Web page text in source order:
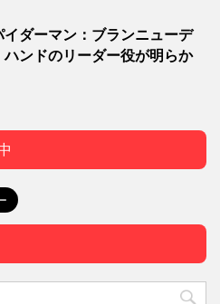
イダーマン：ブランニューデ
ハンドのリーダー役が明らか